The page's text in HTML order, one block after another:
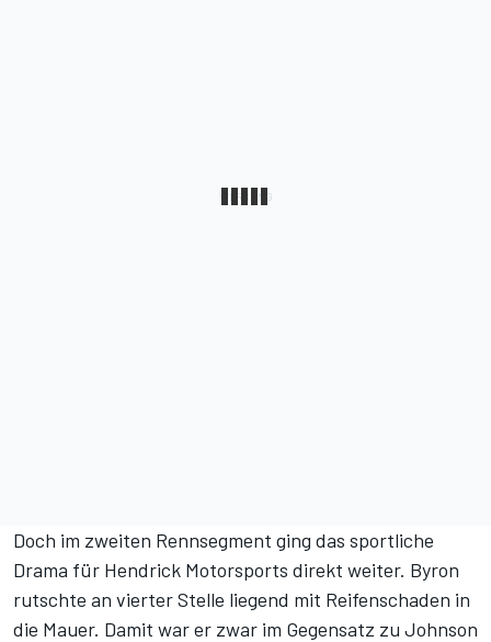
Doch im zweiten Rennsegment ging das sportliche
Drama für Hendrick Motorsports direkt weiter. Byron
rutschte an vierter Stelle liegend mit Reifenschaden in
die Mauer. Damit war er zwar im Gegensatz zu Johnson